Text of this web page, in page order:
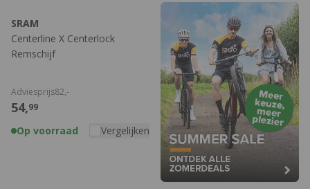
SRAM
Centerline X Centerlock
Remschijf
54,99
Adviesprijs82,-
Op voorraad Vergelijken